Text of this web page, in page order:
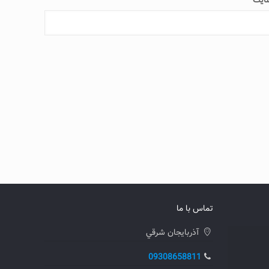
تماس با ما
آذربايجان شرقي
09308658811